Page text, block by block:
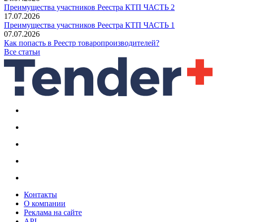
Преимущества участников Реестра КТП ЧАСТЬ 2
17.07.2026
Преимущества участников Реестра КТП ЧАСТЬ 1
07.07.2026
Как попасть в Реестр товаропроизводителей?
Все статьи
Контакты
О компании
Реклама на сайте